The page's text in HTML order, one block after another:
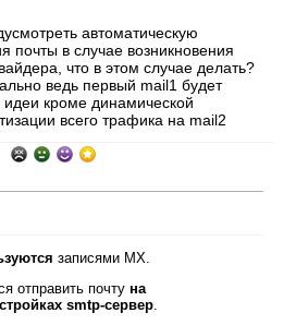
автоматическую
почты в случае возникновения
что в этом случае делать?
ведь первый mail1 будет
идеи кроме динамической
всего трафика на mail2
записями MX.
отправить почту на
smtp-сервер